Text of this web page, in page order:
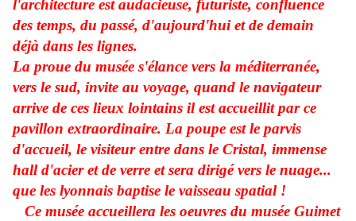
l'architecture est audacieuse, futuriste, confluence
des temps, du passé, d'aujourd'hui et de demain
déjà dans les lignes.
La proue du musée s'élance vers la méditerranée,
vers le sud, invite au voyage, quand le navigateur
arrive de ces lieux lointains il est accueillit par ce
pavillon extraordinaire. La poupe est le parvis
d'accueil, le visiteur entre dans le Cristal, immense
hall d'acier et de verre et sera dirigé vers le nuage...
que les lyonnais baptise le vaisseau spatial !
Ce musée accueillera les oeuvres du musée Guimet